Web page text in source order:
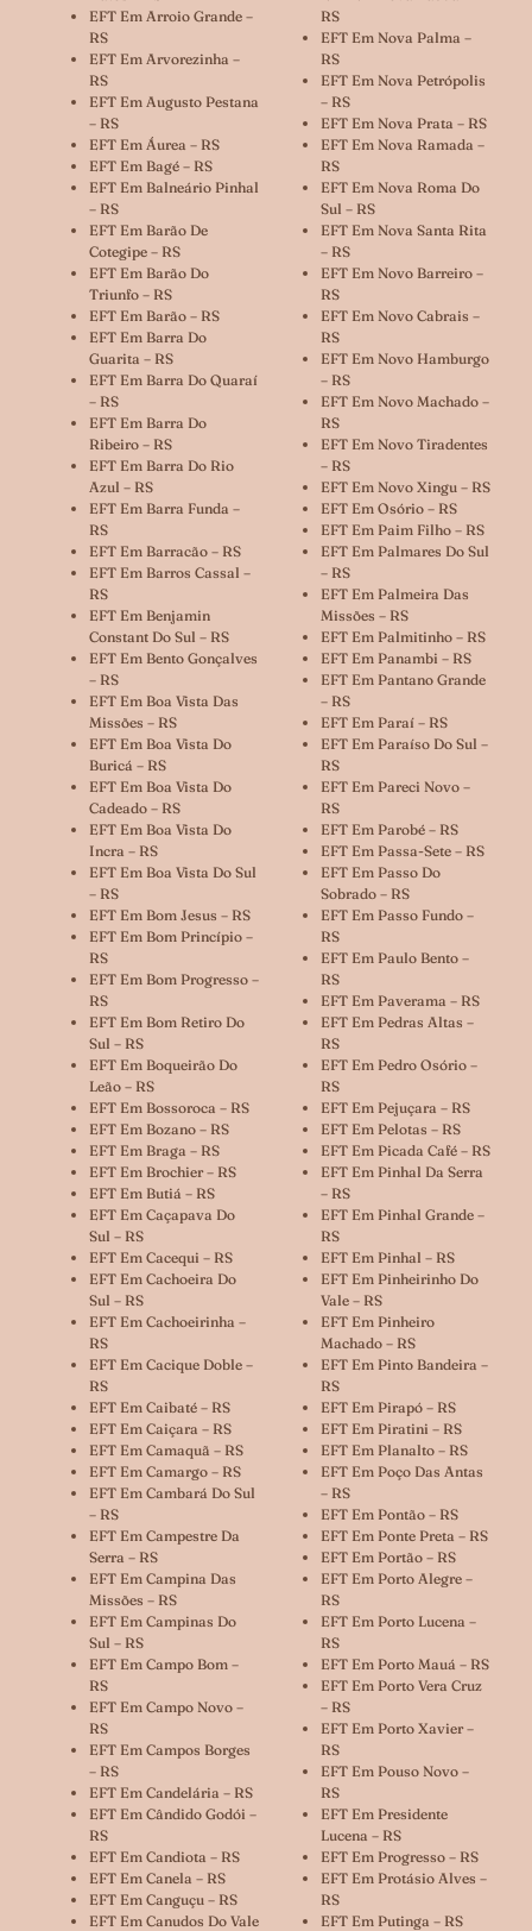
EFT Em Arroio Grande –
RS
EFT Em Arvorezinha –
RS
EFT Em Augusto Pestana
– RS
EFT Em Áurea – RS
EFT Em Bagé – RS
EFT Em Balneário Pinhal
– RS
EFT Em Barão De
Cotegipe – RS
EFT Em Barão Do
Triunfo – RS
EFT Em Barão – RS
EFT Em Barra Do
Guarita – RS
EFT Em Barra Do Quaraí
– RS
EFT Em Barra Do
Ribeiro – RS
EFT Em Barra Do Rio
Azul – RS
EFT Em Barra Funda –
RS
EFT Em Barracão – RS
EFT Em Barros Cassal –
RS
EFT Em Benjamin
Constant Do Sul – RS
EFT Em Bento Gonçalves
– RS
EFT Em Boa Vista Das
Missões – RS
EFT Em Boa Vista Do
Buricá – RS
EFT Em Boa Vista Do
Cadeado – RS
EFT Em Boa Vista Do
Incra – RS
EFT Em Boa Vista Do Sul
– RS
EFT Em Bom Jesus – RS
EFT Em Bom Princípio –
RS
EFT Em Bom Progresso –
RS
EFT Em Bom Retiro Do
Sul – RS
EFT Em Boqueirão Do
Leão – RS
EFT Em Bossoroca – RS
EFT Em Bozano – RS
EFT Em Braga – RS
EFT Em Brochier – RS
EFT Em Butiá – RS
EFT Em Caçapava Do
Sul – RS
EFT Em Cacequi – RS
EFT Em Cachoeira Do
Sul – RS
EFT Em Cachoeirinha –
RS
EFT Em Cacique Doble –
RS
EFT Em Caibaté – RS
EFT Em Caiçara – RS
EFT Em Camaquã – RS
EFT Em Camargo – RS
EFT Em Cambará Do Sul
– RS
EFT Em Campestre Da
Serra – RS
EFT Em Campina Das
Missões – RS
EFT Em Campinas Do
Sul – RS
EFT Em Campo Bom –
RS
EFT Em Campo Novo –
RS
EFT Em Campos Borges
– RS
EFT Em Candelária – RS
EFT Em Cândido Godói –
RS
EFT Em Candiota – RS
EFT Em Canela – RS
EFT Em Canguçu – RS
EFT Em Canudos Do Vale
RS
EFT Em Nova Palma –
RS
EFT Em Nova Petrópolis
– RS
EFT Em Nova Prata – RS
EFT Em Nova Ramada –
RS
EFT Em Nova Roma Do
Sul – RS
EFT Em Nova Santa Rita
– RS
EFT Em Novo Barreiro –
RS
EFT Em Novo Cabrais –
RS
EFT Em Novo Hamburgo
– RS
EFT Em Novo Machado –
RS
EFT Em Novo Tiradentes
– RS
EFT Em Novo Xingu – RS
EFT Em Osório – RS
EFT Em Paim Filho – RS
EFT Em Palmares Do Sul
– RS
EFT Em Palmeira Das
Missões – RS
EFT Em Palmitinho – RS
EFT Em Panambi – RS
EFT Em Pantano Grande
– RS
EFT Em Paraí – RS
EFT Em Paraíso Do Sul –
RS
EFT Em Pareci Novo –
RS
EFT Em Parobé – RS
EFT Em Passa-Sete – RS
EFT Em Passo Do
Sobrado – RS
EFT Em Passo Fundo –
RS
EFT Em Paulo Bento –
RS
EFT Em Paverama – RS
EFT Em Pedras Altas –
RS
EFT Em Pedro Osório –
RS
EFT Em Pejuçara – RS
EFT Em Pelotas – RS
EFT Em Picada Café – RS
EFT Em Pinhal Da Serra
– RS
EFT Em Pinhal Grande –
RS
EFT Em Pinhal – RS
EFT Em Pinheirinho Do
Vale – RS
EFT Em Pinheiro
Machado – RS
EFT Em Pinto Bandeira –
RS
EFT Em Pirapó – RS
EFT Em Piratini – RS
EFT Em Planalto – RS
EFT Em Poço Das Antas
– RS
EFT Em Pontão – RS
EFT Em Ponte Preta – RS
EFT Em Portão – RS
EFT Em Porto Alegre –
RS
EFT Em Porto Lucena –
RS
EFT Em Porto Mauá – RS
EFT Em Porto Vera Cruz
– RS
EFT Em Porto Xavier –
RS
EFT Em Pouso Novo –
RS
EFT Em Presidente
Lucena – RS
EFT Em Progresso – RS
EFT Em Protásio Alves –
RS
EFT Em Putinga – RS